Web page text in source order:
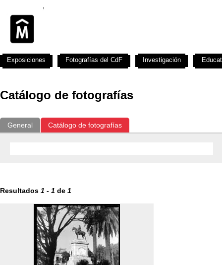
Catálogo de fotografías
General Catálogo de fotografías
Resultados 1 - 1 de 1
Exposiciones Fotografías del CdF Investigación